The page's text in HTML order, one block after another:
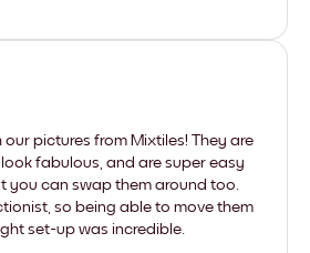
pictures from Mixtiles! They are
fabulous, and are super easy
you can swap them around too.
so being able to move them
set-up was incredible.